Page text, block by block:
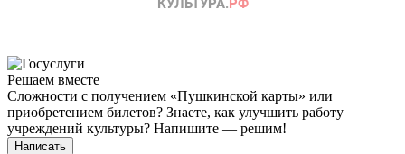
Решаем вместе
Сложности с получением «Пушкинской карты» или
приобретением билетов? Знаете, как улучшить работу
учреждений культуры? Напишите — решим!
Написать